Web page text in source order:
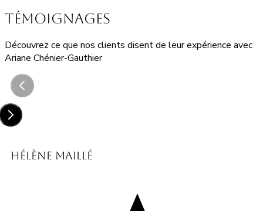
TÉMOIGNAGES
Découvrez ce que nos clients disent de leur expérience avec
Ariane Chénier-Gauthier
Hélène Maillé